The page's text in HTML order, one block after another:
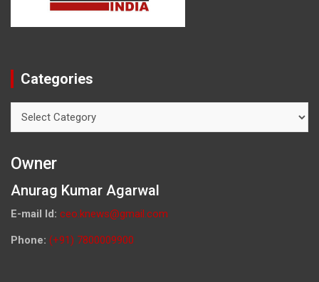
Categories
Owner
Anurag Kumar Agarwal
E-mail Id: ceo.knews@gmail.com
Phone: (+91) 7800009900